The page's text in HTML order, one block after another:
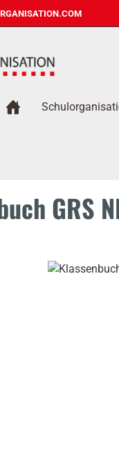
springen
GRS